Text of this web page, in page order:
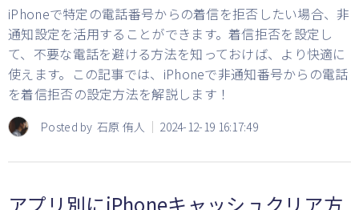
iPhoneで特定の電話番号からの着信を拒否したい場合、非
通知設定を活用することができます。着信拒否を設定し
て、不要な電話を避ける方法を知っておけば、より快適に
使えます。この記事では、iPhoneで非通知番号からの電話
を着信拒否の設定方法を解説します！
Posted by 石原 侑人 2024-12-19 16:17:49
アプリ別にiPhoneキャッシュクリア方